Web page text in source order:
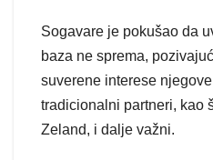
Sogavare je pokušao da
baza ne sprema,
suverene interese
tradicionalni partneri, kao
Zeland, i dalje važni.